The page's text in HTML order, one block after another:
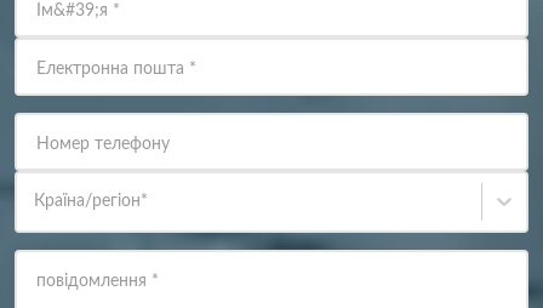
Ім&#39;я *
Електронна пошта *
Номер телефону
Країна/регіон*
повідомлення *